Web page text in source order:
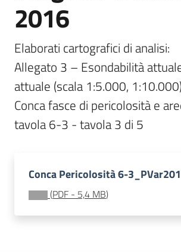
Argomenti
Novità
Servizi
Piani Programmi
2016
Elaborati cartografici di analisi:
Allegato 3 – Esondabilità
attuale (scala 1:5.000,
Conca fasce di pericolosità e
tavola 6-3 - tavola 3 di 5
Conca Pericolosità 6-
(PDF - 5,4 MB)